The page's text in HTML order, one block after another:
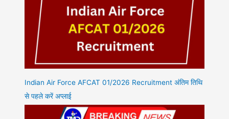
Indian Air Force AFCAT 01/2026 Recruitment अंतिम तिथि
से पहले करें अप्लाई